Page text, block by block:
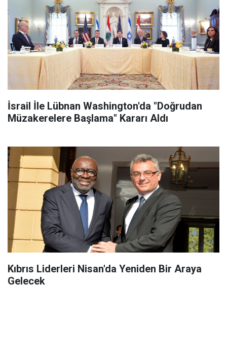
İsrail İle Lübnan Washington'da "Doğrudan
Müzakerelere Başlama" Kararı Aldı
Kıbrıs Liderleri Nisan'da Yeniden Bir Araya
Gelecek